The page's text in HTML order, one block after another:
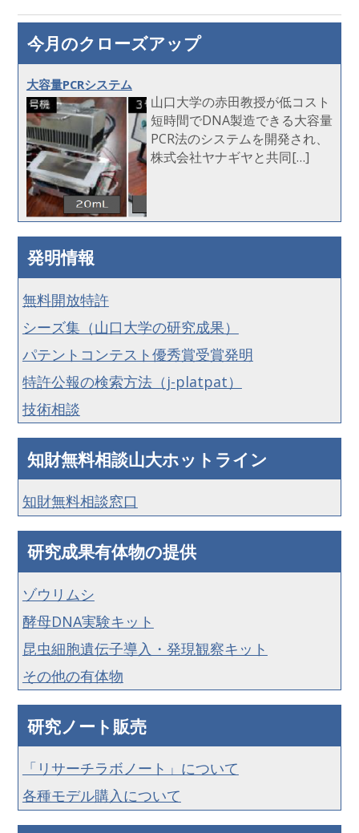
今月のクローズアップ
大容量PCRシステム
山口大学の赤田教授が低コスト
短時間でDNA製造できる大容量
PCR法のシステムを開発され、
株式会社ヤナギヤと共同[…]
発明情報
無料開放特許
シーズ集（山口大学の研究成果）
パテントコンテスト優秀賞受賞発明
特許公報の検索方法（j-platpat）
技術相談
知財無料相談山大ホットライン
知財無料相談窓口
研究成果有体物の提供
ゾウリムシ
酵母DNA実験キット
昆虫細胞遺伝子導入・発現観察キット
その他の有体物
研究ノート販売
「リサーチラボノート」について
各種モデル購入について